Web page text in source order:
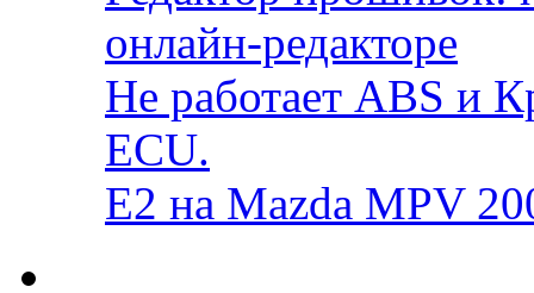
онлайн-редакторе
Не работает ABS и
ECU.
E2 на Mazda MPV